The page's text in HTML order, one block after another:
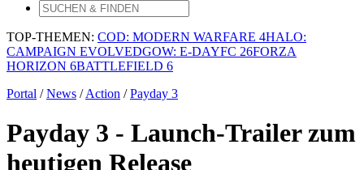
TOP-THEMEN: COD: MODERN WARFARE 4HALO:
CAMPAIGN EVOLVEDGOW: E-DAYFC 26FORZA
HORIZON 6BATTLEFIELD 6
Portal /News /Action /Payday 3
Payday 3 - Launch-Trailer zum
heutigen Release